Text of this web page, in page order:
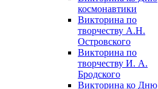
космонавтики
Викторина по
творчеству А.Н.
Островского
Викторина по
творчеству И. А.
Бродского
Викторина ко Дню